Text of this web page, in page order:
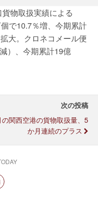
物取扱実績による
で10.7％増、今期累計
大。クロネコメール便
）、今期累計19億
次の投稿
の関西空港の貨物取扱量、5
か月連続のプラス